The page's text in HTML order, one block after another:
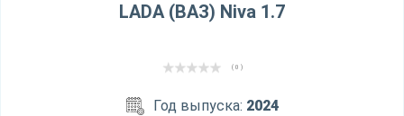
LADA (ВАЗ) Niva 1.7
( 0 )
Год выпуска: 2024